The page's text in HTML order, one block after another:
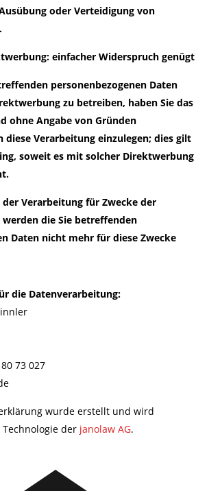
oder Verteidigung von
einfacher Widerspruch genügt
personenbezogenen Daten
zu betreiben, haben Sie das
ohne Angabe von Gründen
diese Verarbeitung einzulegen; dies gilt
soweit es mit solcher Direktwerbung
der Verarbeitung für Zwecke der
die Sie betreffenden
Daten nicht mehr für diese Zwecke
die Datenverarbeitung:
73 027
wurde erstellt und wird
der janolaw AG.